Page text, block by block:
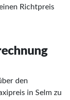
Richtpreis
den
in Selm zu